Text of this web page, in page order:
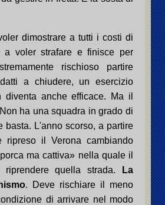
dimostrare a tutti i costi di
voler strafare e finisce per
rischioso partire
a chiudere, un esercizio
anche efficace. Ma il
ha una squadra in grado di
basta. L'anno scorso, a partire
ripreso il Verona cambiando
ma cattiva» nella quale il
quella strada.
La
. Deve rischiare il meno
di arrivare nel modo